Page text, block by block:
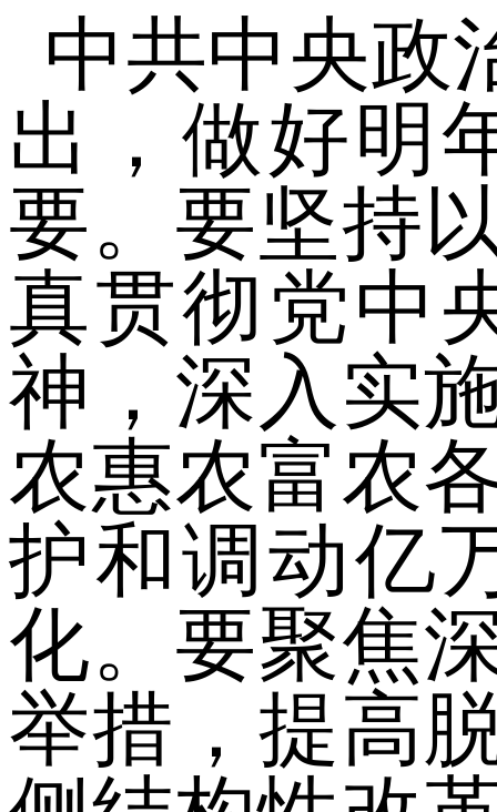
中共中央政
出，做好明
要。要坚持
真贯彻党中
神，深入实
农惠农富农
护和调动亿
化。要聚焦
举措，提高